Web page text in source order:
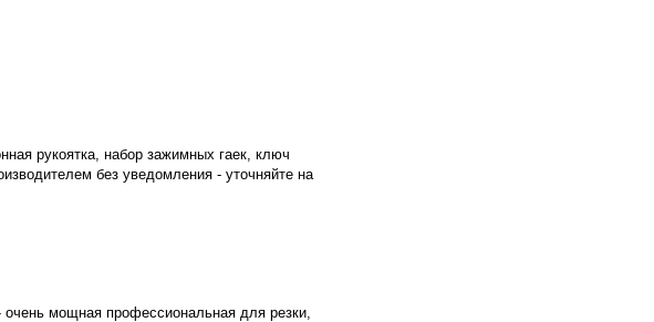
рукоятка, набор зажимных гаек, ключ
без уведомления - уточняйте на
очень мощная профессиональная для резки,